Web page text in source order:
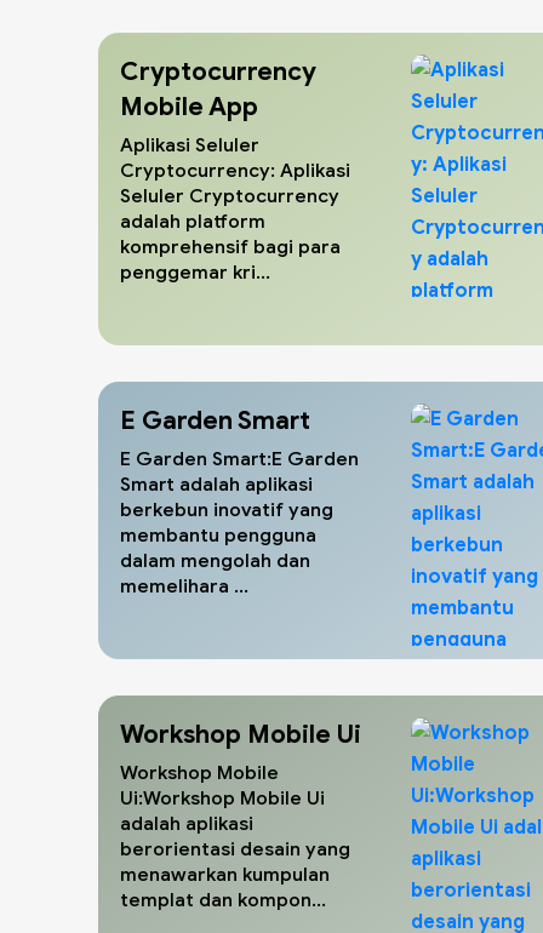
Cryptocurrency
Mobile App
Aplikasi Seluler
Cryptocurrency: Aplikasi
Seluler Cryptocurrency
adalah platform
komprehensif bagi para
penggemar kri...
E Garden Smart
E Garden Smart:E Garden
Smart adalah aplikasi
berkebun inovatif yang
membantu pengguna
dalam mengolah dan
memelihara ...
Workshop Mobile Ui
Workshop Mobile
Ui:Workshop Mobile Ui
adalah aplikasi
berorientasi desain yang
menawarkan kumpulan
templat dan kompon...